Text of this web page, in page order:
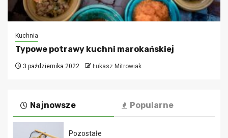
Kuchnia
Typowe potrawy kuchni marokańskiej
3 października 2022 Łukasz Mitrowiak
Najnowsze Popularne
Pozostałe